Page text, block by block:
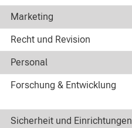
Marketing
Recht und Revision
Personal
Forschung & Entwicklung
Sicherheit und Einrichtungen